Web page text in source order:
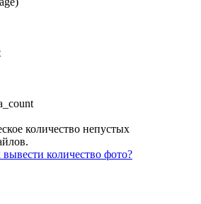
количество непустых
количество фото?